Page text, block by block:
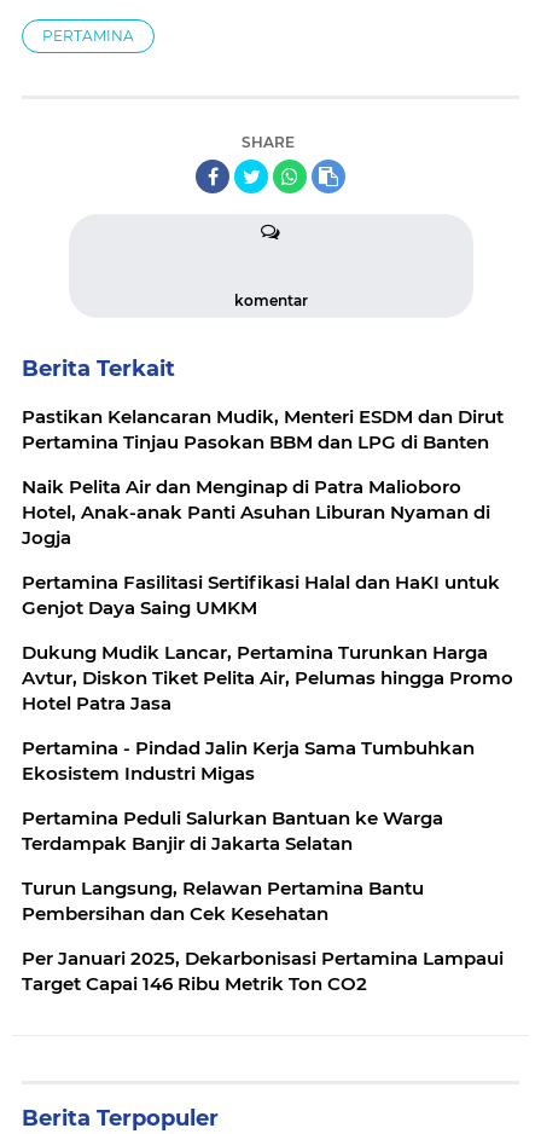
PERTAMINA
SHARE
komentar
Berita Terkait
Pastikan Kelancaran Mudik, Menteri ESDM dan Dirut
Pertamina Tinjau Pasokan BBM dan LPG di Banten
Naik Pelita Air dan Menginap di Patra Malioboro
Hotel, Anak-anak Panti Asuhan Liburan Nyaman di
Jogja
Pertamina Fasilitasi Sertifikasi Halal dan HaKI untuk
Genjot Daya Saing UMKM
Dukung Mudik Lancar, Pertamina Turunkan Harga
Avtur, Diskon Tiket Pelita Air, Pelumas hingga Promo
Hotel Patra Jasa
Pertamina - Pindad Jalin Kerja Sama Tumbuhkan
Ekosistem Industri Migas
Pertamina Peduli Salurkan Bantuan ke Warga
Terdampak Banjir di Jakarta Selatan
Turun Langsung, Relawan Pertamina Bantu
Pembersihan dan Cek Kesehatan
Per Januari 2025, Dekarbonisasi Pertamina Lampaui
Target Capai 146 Ribu Metrik Ton CO2
Berita Terpopuler